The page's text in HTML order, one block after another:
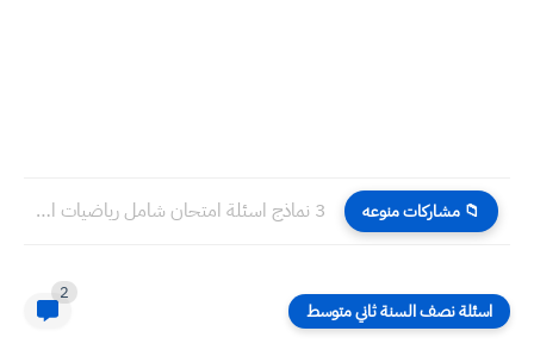
📁 مشاركات منوعه 3 نماذج اسئلة امتحان شامل رياضيات السادس العلمي الاحيائي
اسئلة نصف السنة ثاني متوسط
2